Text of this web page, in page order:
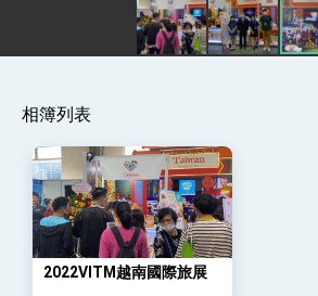
外交部長林佳龍午宴歡迎美
訪問團
外交部長林佳龍接見美國智
卓揆：臺美關稅談判階段性結
利戰略地位 全力支持「臺美
外交部與數位發展部攜手合作
位實力，達成固邦榮邦目標
外交部長林佳龍主持第35次「
策略小組」跨部會會議
民調顯示多數國人滿意政府外
相簿列表
2022VITM越南國際旅展